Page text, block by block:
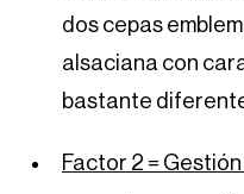
dos cepas
alsaciana con
bastante
Factor 2 =